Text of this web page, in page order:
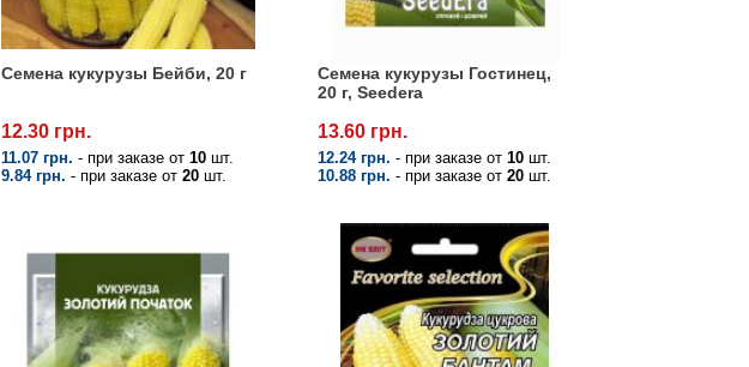
Семена кукурузы Бейби, 20 г
12.30 грн.
11.07 грн. - при заказе от 10шт.
9.84 грн. - при заказе от 20шт.
Семена кукурузы Гостинец,
20 г, Seedera
13.60 грн.
12.24 грн. - при заказе от 10шт.
10.88 грн. - при заказе от 20шт.